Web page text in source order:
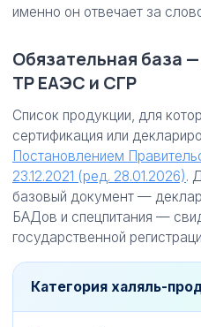
именно он отвечает за
Обязательная база
ТР ЕАЭС и СГР
Список продукции, для
сертификация или
Постановлением
23.12.2021 (ред. 28.01.2026).
базовый документ —
БАДов и спецпитания —
государственной
Категория халяль-